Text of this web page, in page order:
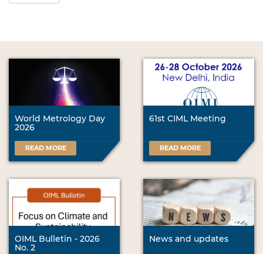
World Metrology Day
2026
READ MORE
61st CIML Meeting
READ MORE
OIML Bulletin - 2026
No. 2
News and updates